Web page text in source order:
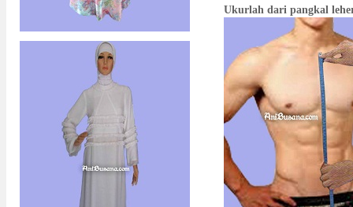
Ukurlah dari pangkal